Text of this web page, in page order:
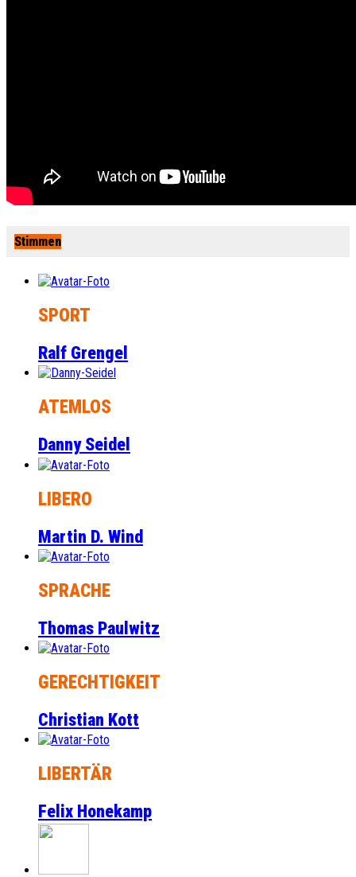
Stimmen
SPORT
Ralf Grengel
ATEMLOS
Danny Seidel
LIBERO
Martin D. Wind
SPRACHE
Thomas Paulwitz
GERECHTIGKEIT
Christian Kott
LIBERTÄR
Felix Honekamp